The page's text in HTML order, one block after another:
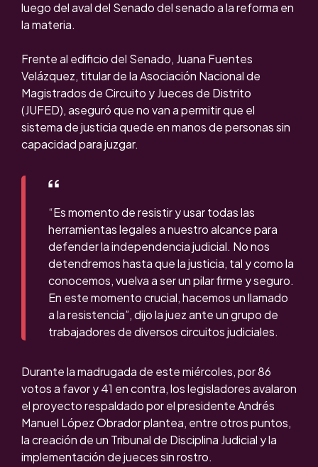
luego del aval del Senado del senado a la reforma en
la materia.
Frente al edificio del Senado, Juana Fuentes
Velázquez, titular de la Asociación Nacional de
Magistrados de Circuito y Jueces de Distrito
(JUFED), aseguró que no van a permitir que el
sistema de justicia quede en manos de personas sin
capacidad para juzgar.
“Es momento de resistir y usar todas las
herramientas legales a nuestro alcance para
defender la independencia judicial. No nos
detendremos hasta que la justicia, tal y como la
conocemos, vuelva a ser un pilar firme y seguro.
En este momento crucial, hacemos un llamado
a la resistencia”, dijo la juez ante un grupo de
trabajadores de diversos circuitos judiciales.
Durante la madrugada de este miércoles, por 86
votos a favor y 41 en contra, los legisladores avalaron
el proyecto respaldado por el presidente Andrés
Manuel López Obrador plantea, entre otros puntos,
la creación de un Tribunal de Disciplina Judicial y la
implementación de jueces sin rostro.